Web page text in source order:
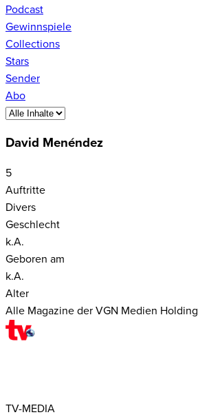
Podcast
Gewinnspiele
Collections
Stars
Sender
Abo
David Menéndez
5
Auftritte
Divers
Geschlecht
k.A.
Geboren am
k.A.
Alter
Alle Magazine der VGN Medien Holding
TV-MEDIA